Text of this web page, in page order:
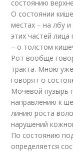
состоянию
О состоянии
местах – на лбу
этих частей
– о толстом
Рот вообще
тракта. Мною
говорят о
Мочевой пузырь
направлению к
линию роста
нарушений
По состоянию
определяется